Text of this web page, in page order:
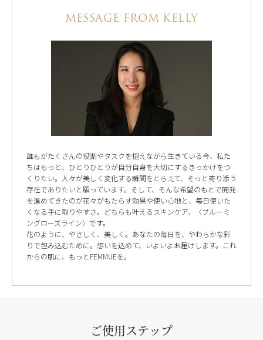
MESSAGE FROM KELLY
誰もがたくさんの役割やタスクを抱えながら生きている今、私た
ちはもっと、ひとりひとりが自分自身を大切にするきっかけをつ
くりたい。人々が美しく変化する瞬間をとらえて、そっと寄り添う
存在でありたいと願っています。そして、そんな希望のもとで開発
を進めてきたのが花々がもたらす効果や使い心地と、毎日使いた
くなる手に取りやすさ。どちらも叶えるスキンケア、〈ブルーミ
ングローズライン〉です。
花のように、やさしく、美しく。あなたの毎日を、やわらかな彩
りで包み込むために。想いを込めて、いよいよお届けします。これ
からの肌に、もっとFEMMUEを。
ご使用ステップ